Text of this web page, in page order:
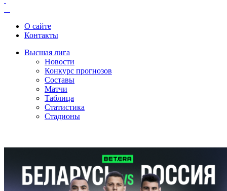
О сайте
Контакты
Высшая лига
Новости
Конкурс прогнозов
Составы
Матчи
Таблица
Статистика
Стадионы